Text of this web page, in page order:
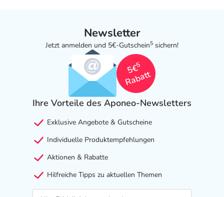
Newsletter
Jetzt anmelden und 5€-Gutschein5 sichern!
5€
5
Rabatt
Ihre Vorteile des Aponeo-Newsletters
Exklusive Angebote & Gutscheine
Individuelle Produktempfehlungen
Aktionen & Rabatte
Hilfreiche Tipps zu aktuellen Themen